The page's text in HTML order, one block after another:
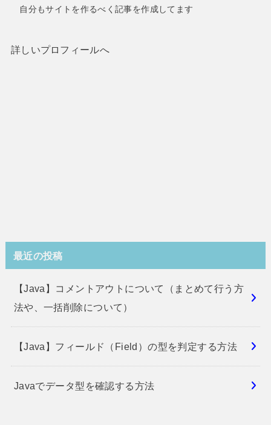
自分もサイトを作るべく記事を作成してます
詳しいプロフィールへ
最近の投稿
【Java】コメントアウトについて（まとめて行う方
法や、一括削除について）
【Java】フィールド（Field）の型を判定する方法
Javaでデータ型を確認する方法